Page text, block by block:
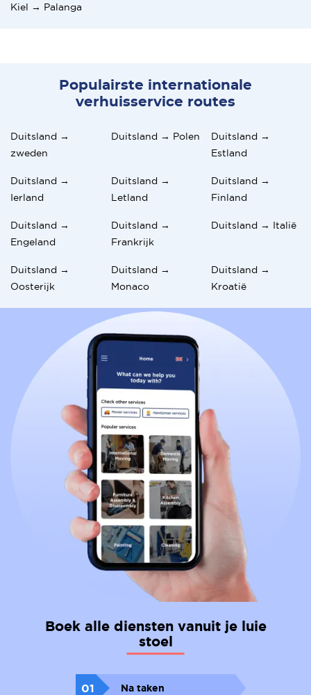
Kiel → Palanga
Populairste internationale
verhuisservice routes
Duitsland →
zweden
Duitsland → Polen
Duitsland →
Estland
Duitsland →
Ierland
Duitsland →
Letland
Duitsland →
Finland
Duitsland →
Engeland
Duitsland →
Frankrijk
Duitsland → Italië
Duitsland →
Oosterijk
Duitsland →
Monaco
Duitsland →
Kroatië
Boek alle diensten vanuit je luie
stoel
01 Na taken